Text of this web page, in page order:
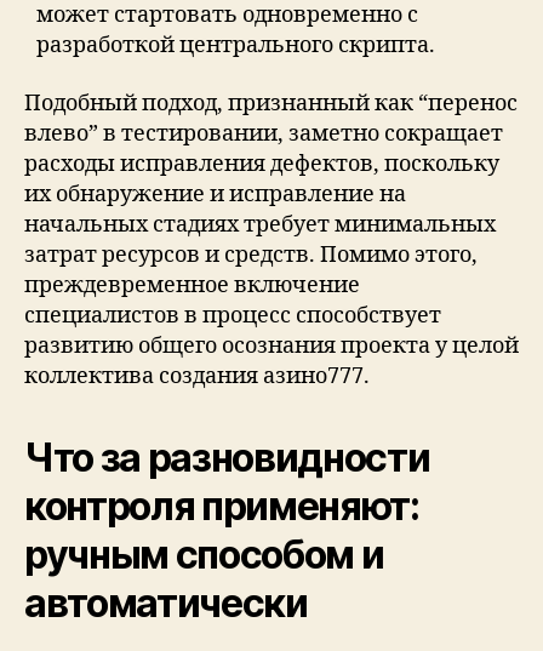
может стартовать одновременно с
разработкой центрального скрипта.
Подобный подход, признанный как “перенос
влево” в тестировании, заметно сокращает
расходы исправления дефектов, поскольку
их обнаружение и исправление на
начальных стадиях требует минимальных
затрат ресурсов и средств. Помимо этого,
преждевременное включение
специалистов в процесс способствует
развитию общего осознания проекта у целой
коллектива создания азино777.
Что за разновидности
контроля применяют:
ручным способом и
автоматически